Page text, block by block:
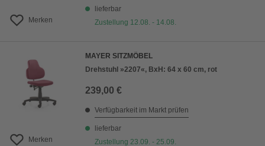
Merken
lieferbar
Zustellung 12.08. - 14.08.
Merken
MAYER SITZMÖBEL
Drehstuhl »2207«, BxH: 64 x 60 cm, rot
239,00 €
Verfügbarkeit im Markt prüfen
lieferbar
Zustellung 23.09. - 25.09.